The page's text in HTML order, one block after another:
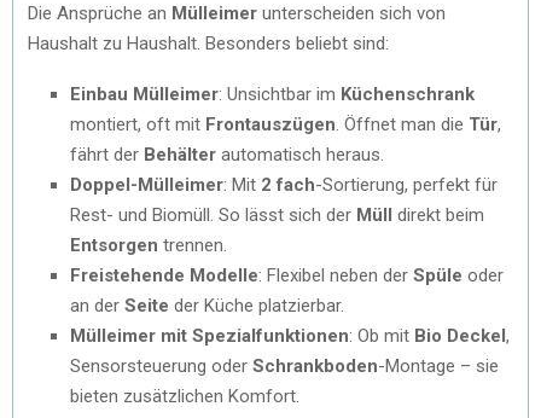
Die Ansprüche an Mülleimer unterscheiden sich von
Haushalt zu Haushalt. Besonders beliebt sind:
Einbau Mülleimer: Unsichtbar im Küchenschrank
montiert, oft mit Frontauszügen . Öffnet man die Tür,
fährt der Behälter automatisch heraus.
Doppel-Mülleimer: Mit 2 fach-Sortierung, perfekt für
Rest- und Biomüll. So lässt sich der Müll direkt beim
Entsorgen trennen.
Freistehende Modelle: Flexibel neben der Spüle oder
an der Seite der Küche platzierbar.
Mülleimer mit Spezialfunktionen: Ob mit Bio Deckel,
Sensorsteuerung oder Schrankboden-Montage – sie
bieten zusätzlichen Komfort.